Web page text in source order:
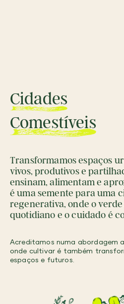
Cidades
Comestíveis
Transformamos espaços
vivos, produtivos e
ensinam, alimentam e
é uma semente para uma
regenerativa, onde o
quotidiano e o cuidado é
Acreditamos numa abordagem
onde cultivar é também
espaços e futuros.